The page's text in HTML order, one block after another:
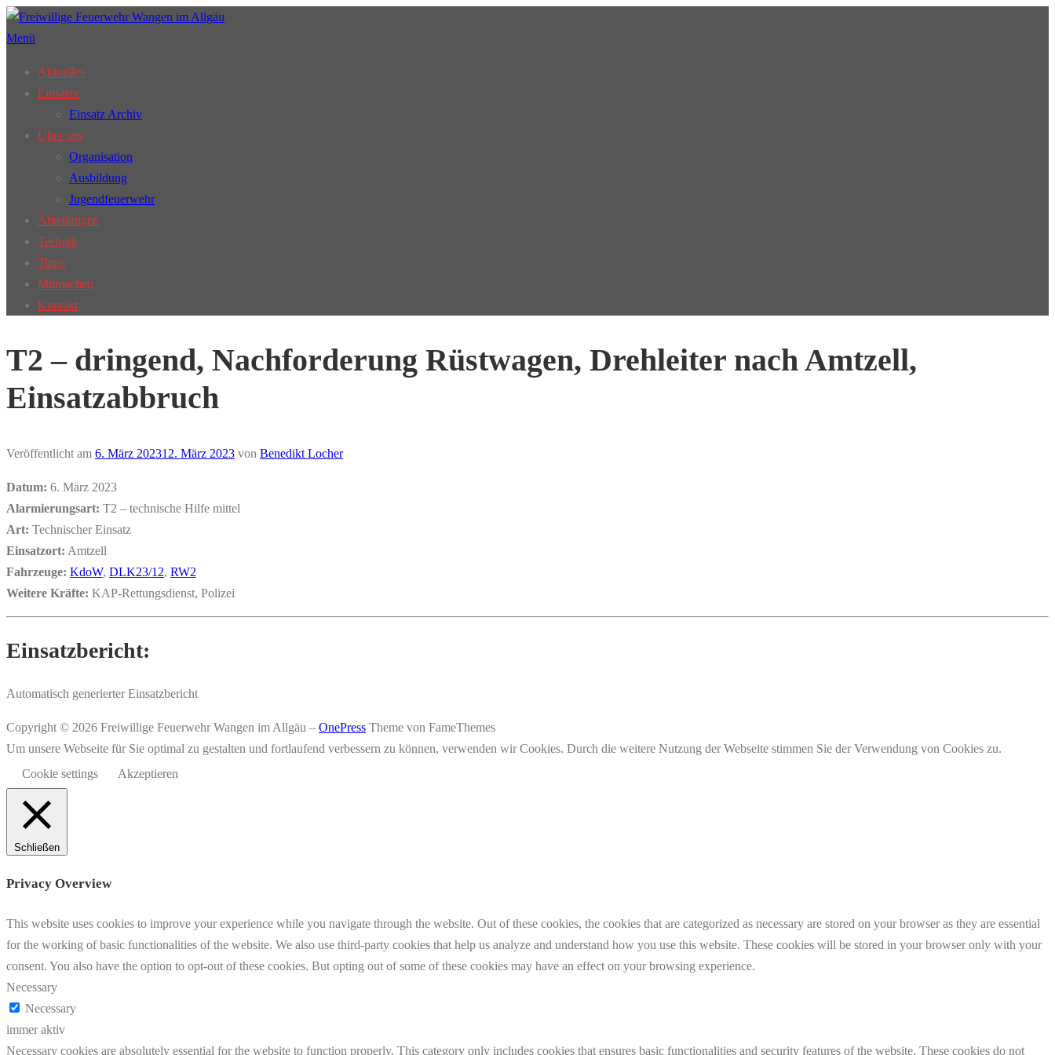
Zum
Inhalt
Menü
Aktuelles
Einsätze
Einsatz Archiv
Über uns
Organisation
Ausbildung
Jugendfeuerwehr
Abteilungen
Technik
Tipps
Mitmachen
Kontakt
T2 – dringend, Nachforderung Rüstwagen, Drehleiter nach Amtzell,
Einsatzabbruch
Veröffentlicht am 6. März 202312. März 2023 von Benedikt Locher
Datum: 6. März 2023
Alarmierungsart: T2 – technische Hilfe mittel
Art: Technischer Einsatz
Einsatzort: Amtzell
Fahrzeuge: KdoW, DLK23/12, RW2
Weitere Kräfte: KAP-Rettungsdienst, Polizei
Einsatzbericht:
Automatisch generierter Einsatzbericht
Copyright © 2026 Freiwillige Feuerwehr Wangen im Allgäu – OnePress Theme von FameThemes
Um unsere Webseite für Sie optimal zu gestalten und fortlaufend verbessern zu können, verwenden wir Cookies. Durch die weitere Nutzung der Webseite stimmen Sie der Verwendung von Cookies zu.
Cookie settings
Akzeptieren
Schließen
Privacy Overview
This website uses cookies to improve your experience while you navigate through the website. Out of these cookies, the cookies that are categorized as necessary are stored on your browser as they are essential
for the working of basic functionalities of the website. We also use third-party cookies that help us analyze and understand how you use this website. These cookies will be stored in your browser only with your
consent. You also have the option to opt-out of these cookies. But opting out of some of these cookies may have an effect on your browsing experience.
Necessary
Necessary
immer aktiv
Necessary cookies are absolutely essential for the website to function properly. This category only includes cookies that ensures basic functionalities and security features of the website. These cookies do not